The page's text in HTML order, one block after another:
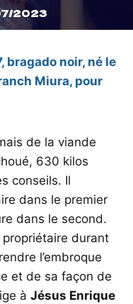
2023
bragado noir, né le
Miura, pour
de la viande
630 kilos
conseils. Il
dans le premier
dans le second.
propriétaire durant
l’embroque
et de sa façon de
à Jésus Enrique